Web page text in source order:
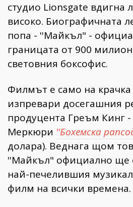
студио Lionsgate вдигна
високо. Биографичната
попа - ''Майкъл" -
границата от 900
световния боксофис.
​Филмът е само на крачка
изпревари досегашния
продуцента Греъм Кинг
Меркюри ''Бохемска
долара). Веднага щом
''Майкъл" официално ще
най-печелившия
филм на всички времена.